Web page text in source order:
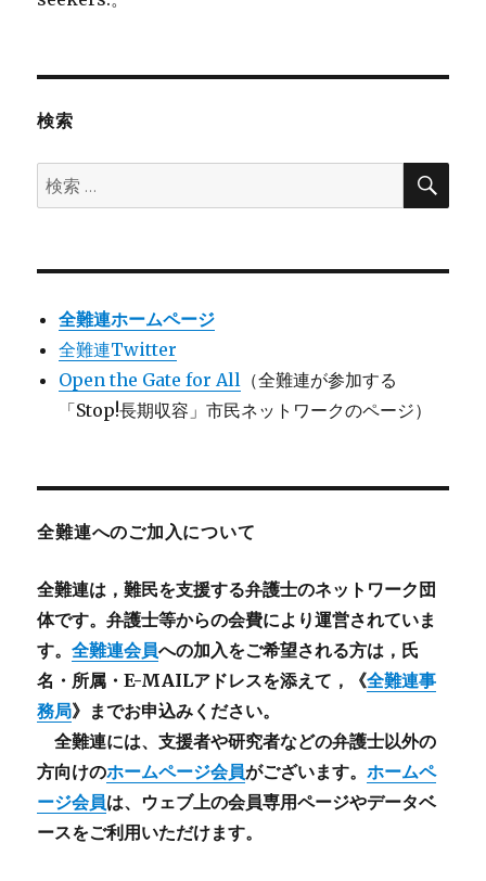
検索
検
索:
検
全難連ホームページ
全難連Twitter
Open the Gate for All （全難連が参加する
「Stop!長期収容」市民ネットワークのページ）
全難連へのご加入について
全難連は，難民を支援する弁護士のネットワーク団
体です。弁護士等からの会費により運営されていま
す。全難連会員への加入をご希望される方は，氏
名・所属・E-MAILアドレスを添えて，《全難連事
務局》までお申込みください。
全難連には、支援者や研究者などの弁護士以外の
方向けのホームページ会員がございます。ホームペ
ージ会員は、ウェブ上の会員専用ページやデータベ
ースをご利用いただけます。